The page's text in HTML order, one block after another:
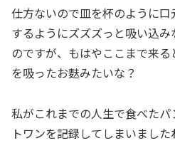
仕方ないので皿を杯のように
するようにズズズっと吸い込
のですが、もはやここまで来
を吸ったお麩みたいな？
私がこれまでの人生で食べた
トワンを記録してしまいました